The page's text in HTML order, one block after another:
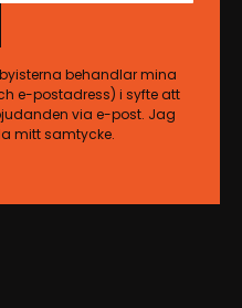
behandlar mina
e-postadress) i syfte att
via e-post. Jag
mitt samtycke.